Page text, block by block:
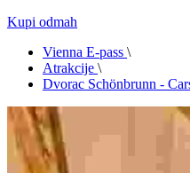
Kupi odmah
Vienna E-pass \
Atrakcije \
Dvorac Schönbrunn -